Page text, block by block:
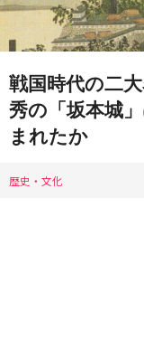
戦国時代の二
秀の「坂本城
まれたか
歴史・文化